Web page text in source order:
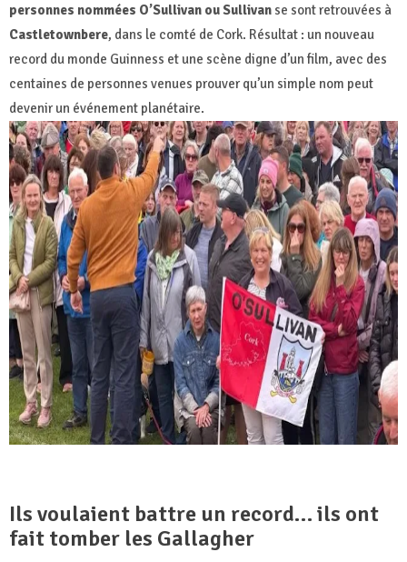
personnes nommées O’Sullivan ou Sullivan se sont retrouvées à
Castletownbere, dans le comté de Cork. Résultat : un nouveau
record du monde Guinness et une scène digne d’un film, avec des
centaines de personnes venues prouver qu’un simple nom peut
devenir un événement planétaire.
Ils voulaient battre un record… ils ont
fait tomber les Gallagher